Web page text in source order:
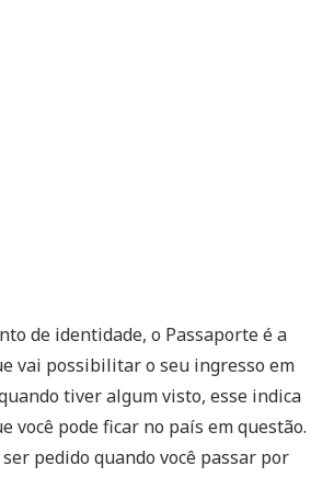
de identidade, o Passaporte é a
vai possibilitar o seu ingresso em
tiver algum visto, esse indica
você pode ficar no país em questão.
pedido quando você passar por